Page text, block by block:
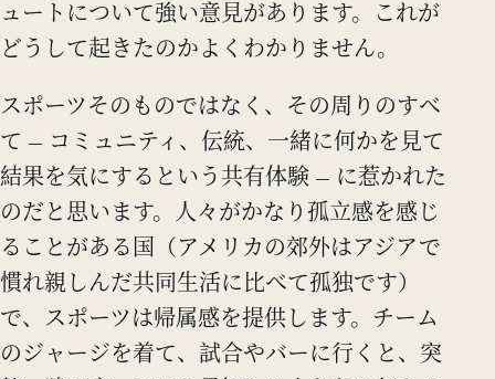
ュートについて強い意見があります。これが
どうして起きたのかよくわかりません。
スポーツそのものではなく、その周りのすべ
て — コミュニティ、伝統、一緒に何かを見て
結果を気にするという共有体験 — に惹かれた
のだと思います。人々がかなり孤立感を感じ
ることがある国（アメリカの郊外はアジアで
慣れ親しんだ共同生活に比べて孤独です）
で、スポーツは帰属感を提供します。チーム
のジャージを着て、試合やバーに行くと、突